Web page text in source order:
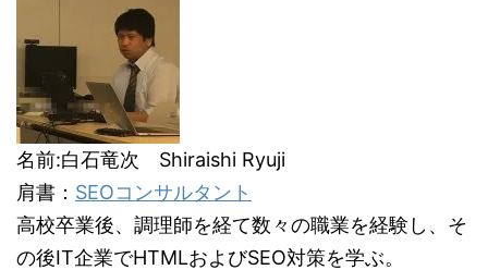
名前:白石竜次 Shiraishi Ryuji
肩書： SEOコンサルタント
高校卒業後、調理師を経て数々の職業を経験し、そ
の後IT企業でHTMLおよびSEO対策を学ぶ。